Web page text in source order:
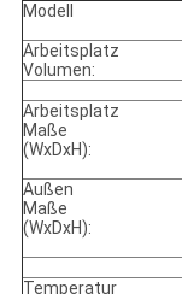
Modell
Arbeitsplatz
Volumen:
Arbeitsplatz
Maße
(WxDxH):
Außen
Maße
(WxDxH):
Temperatur